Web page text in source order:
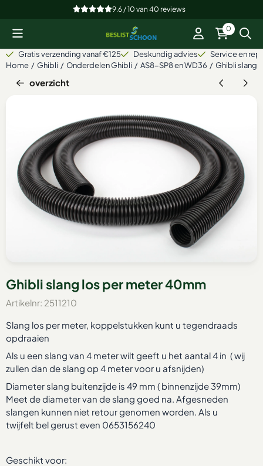
Cookievoorkeuren zijn beschikbaar. Kies instellingen of sta
9.6 / 10 van40 reviews
0
Gratis verzending vanaf €125 Deskundig advies
Service en
Home / Ghibli / Onderdelen Ghibli / AS8-SP8 en WD36 / Ghibli slang
overzicht
Ghibli slang los per meter 40mm
Artikelnr: 2511210
Slang los per meter, koppelstukken kunt u tegendraads
opdraaien
Als u een slang van 4 meter wilt geeft u het aantal 4 in ( wij
zullen dan de slang op 4 meter voor u afsnijden)
Diameter slang buitenzijde is 49 mm ( binnenzijde 39mm)
Meet de diameter van de slang goed na. Afgesneden
slangen kunnen niet retour genomen worden. Als u
twijfelt bel gerust even 0653156240
Geschikt voor: